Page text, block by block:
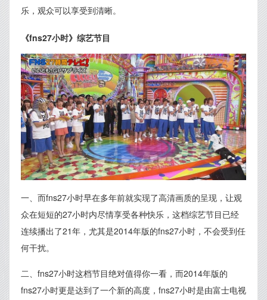
乐，观众可以享受到清晰。
《fns27小时》综艺节目
一、而fns27小时早在多年前就实现了高清画质的呈现，让观
众在短短的27小时内尽情享受各种快乐，这档综艺节目已经
连续播出了21年，尤其是2014年版的fns27小时，不会受到任
何干扰。
二、fns27小时这档节目绝对值得你一看，而2014年版的
fns27小时更是达到了一个新的高度，fns27小时是由富士电视